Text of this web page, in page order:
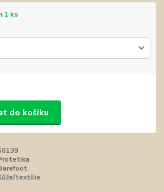
1 ks
do košíku
textílie